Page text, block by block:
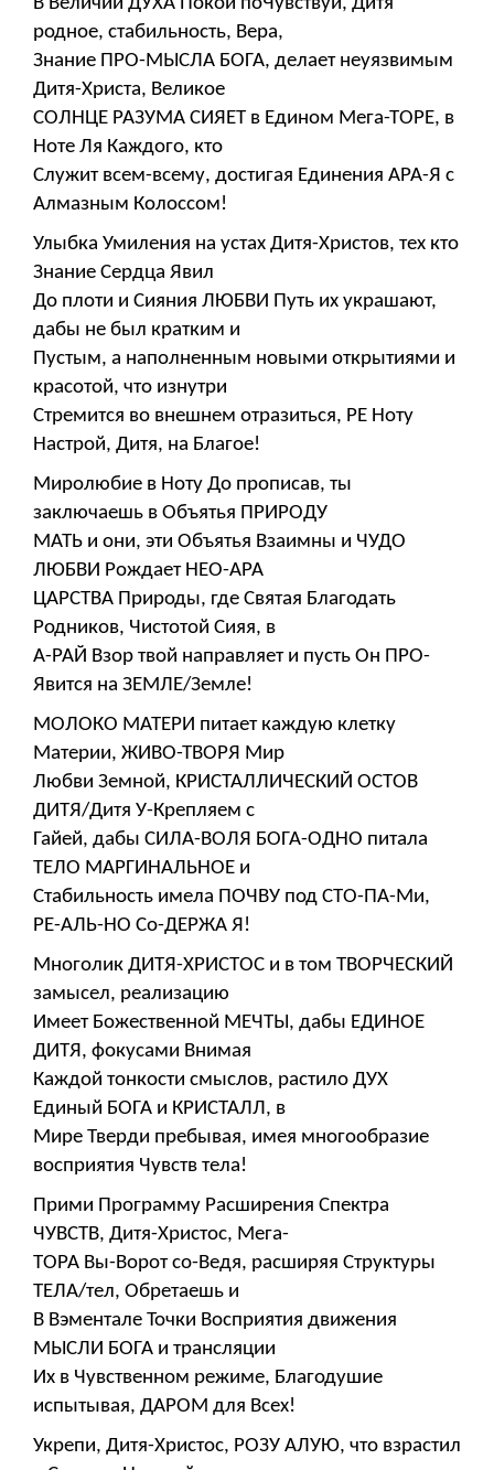
родное, стабильность, Вера,
Знание ПРО-МЫСЛА БОГА, делает неуязвимым
Дитя-Христа, Великое
СОЛНЦЕ РАЗУМА СИЯЕТ в Едином Мега-ТОРЕ, в
Ноте Ля Каждого, кто
Служит всем-всему, достигая Единения АРА-Я с
Алмазным Колоссом!
Улыбка Умиления на устах Дитя-Христов, тех кто
Знание Сердца Явил
До плоти и Сияния ЛЮБВИ Путь их украшают,
дабы не был кратким и
Пустым, а наполненным новыми открытиями и
красотой, что изнутри
Стремится во внешнем отразиться, РЕ Ноту
Настрой, Дитя, на Благое!
Миролюбие в Ноту До прописав, ты
заключаешь в Объятья ПРИРОДУ
МАТЬ и они, эти Объятья Взаимны и ЧУДО
ЛЮБВИ Рождает НЕО-АРА
ЦАРСТВА Природы, где Святая Благодать
Родников, Чистотой Сияя, в
А-РАЙ Взор твой направляет и пусть Он ПРО-
Явится на ЗЕМЛЕ/Земле!
МОЛОКО МАТЕРИ питает каждую клетку
Материи, ЖИВО-ТВОРЯ Мир
Любви Земной, КРИСТАЛЛИЧЕСКИЙ ОСТОВ
ДИТЯ/Дитя У-Крепляем с
Гайей, дабы СИЛА-ВОЛЯ БОГА-ОДНО питала
ТЕЛО МАРГИНАЛЬНОЕ и
Стабильность имела ПОЧВУ под СТО-ПА-Ми,
РЕ-АЛЬ-НО Со-ДЕРЖА Я!
Многолик ДИТЯ-ХРИСТОС и в том ТВОРЧЕСКИЙ
замысел, реализацию
Имеет Божественной МЕЧТЫ, дабы ЕДИНОЕ
ДИТЯ, фокусами Внимая
Каждой тонкости смыслов, растило ДУХ
Единый БОГА и КРИСТАЛЛ, в
Мире Тверди пребывая, имея многообразие
восприятия Чувств тела!
Прими Программу Расширения Спектра
ЧУВСТВ, Дитя-Христос, Мега-
ТОРА Вы-Ворот со-Ведя, расширяя Структуры
ТЕЛА/тел, Обретаешь и
В Вэментале Точки Восприятия движения
МЫСЛИ БОГА и трансляции
Их в Чувственном режиме, Благодушие
испытывая, ДАРОМ для Всех!
Укрепи, Дитя-Христос, РОЗУ АЛУЮ, что взрастил